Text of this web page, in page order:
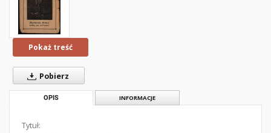
Pokaż treść
Pobierz
OPIS INFORMACJE
Tytuł: